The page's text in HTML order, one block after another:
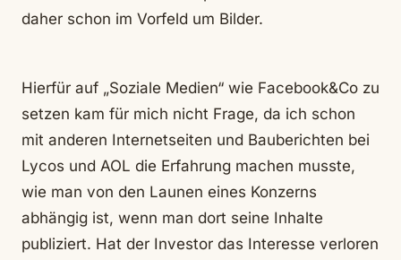
daher schon im Vorfeld um Bilder.
Hierfür auf „Soziale Medien“ wie Facebook&Co zu
setzen kam für mich nicht Frage, da ich schon
mit anderen Internetseiten und Bauberichten bei
Lycos und AOL die Erfahrung machen musste,
wie man von den Launen eines Konzerns
abhängig ist, wenn man dort seine Inhalte
publiziert. Hat der Investor das Interesse verloren